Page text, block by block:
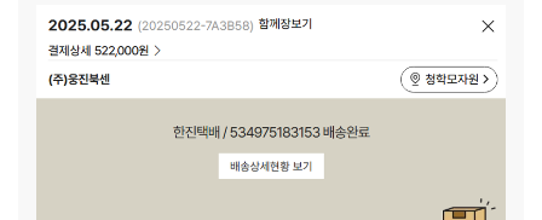
금은 더 행복해지지 않을까요? 후원자님들께 부탁드리고 싶습
니다. 우리 어머니들이 자기 자신을 돌보고, 우울함에서 벗어나
조금 더 따뜻한 하루를 살아갈 수 있도록, 책 한 권의 선물을 함